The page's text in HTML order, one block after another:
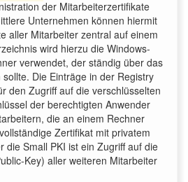
der Mitarbeiterzertifikate
Unternehmen können hiermit
aller Mitarbeiter zentral auf einem
wird hierzu die Windows-
verwendet, der ständig über das
Die Einträge in der Registry
den Zugriff auf die verschlüsselten
der berechtigten Anwender
die an einem Rechner
Zertifikat mit privatem
die Small PKI ist ein Zugriff auf die
Key) aller weiteren Mitarbeiter